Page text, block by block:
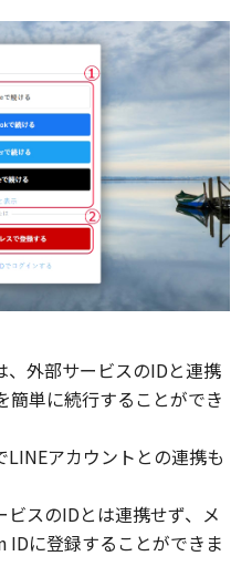
外部サービスのIDと連携
簡単に続行することができ
LINEアカウントとの連携も
スのIDとは連携せず、メ
IDに登録することができま